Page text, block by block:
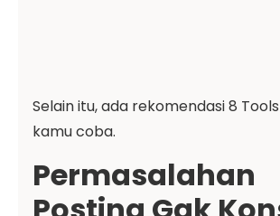
Selain itu, ada rekomendasi 8
kamu coba.
Permasalahan